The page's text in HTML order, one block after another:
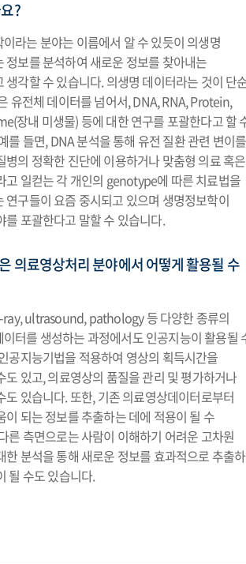
?
라는 분야는 이름에서 알 수 있듯이 의생명
정보를 분석하여 새로운 정보를 찾아내는
생각할 수 있습니다. 의생명 데이터라는 것이 단
유전체 데이터를 넘어서, DNA, RNA, Protein,
장내 미생물) 등에 대한 연구를 포괄한다고 할
를 들면, DNA 분석을 통해 유전 질환 관련 변이를
병의 정확한 진단에 이용하거나 맞춤형 의료 혹은
고 일컫는 각 개인의 genotype에 따른 치료법을
연구들이 요즘 중시되고 있으며 생명정보학이
를 포괄한다고 말할 수 있습니다.
의료영상처리 분야에서 어떻게 활용될 수
ray, ultrasound, pathology 등 다양한 종류의
터를 생성하는 과정에서도 인공지능이 활용될
공지능기법을 적용하여 영상의 획득시간을
도 있고, 의료영상의 품질을 관리 및 평가하거나
도 있습니다. 또한, 기존 의료영상데이터로부터
이 되는 정보를 추출하는 데에 적용이 될 수
른 측면으로는 사람이 이해하기 어려운 고차원
한 분석을 통해 새로운 정보를 효과적으로 추출
될 수도 있습니다.